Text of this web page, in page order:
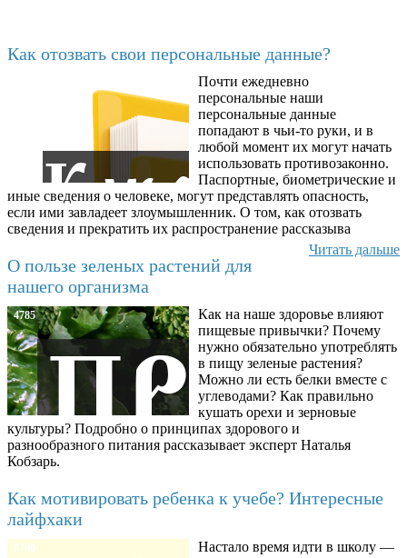
Как отозвать свои персональные данные?
Почти ежедневно
персональные наши
персональные данные
попадают в чьи-то руки, и в
любой момент их могут начать
использовать противозаконно.
Паспортные, биометрические и
иные сведения о человеке, могут представлять опасность,
если ими завладеет злоумышленник. О том, как отозвать
сведения и прекратить их распространение рассказыва
Читать дальше
О пользе зеленых растений для
нашего организма
4785
Как на наше здоровье влияют
пищевые привычки? Почему
нужно обязательно употреблять
в пищу зеленые растения?
Можно ли есть белки вместе с
углеводами? Как правильно
кушать орехи и зерновые
культуры? Подробно о принципах здорового и
разнообразного питания рассказывает эксперт Наталья
Кобзарь.
Как мотивировать ребенка к учебе? Интересные
лайфхаки
8780
Настало время идти в школу —